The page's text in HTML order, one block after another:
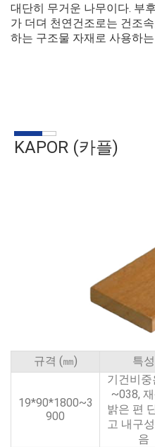
대단히 무거운 나무이다. 부
가 더뎌 천연건조로는 건조
하는 구조물 자재로 사용하
KAPOR (카플)
규격 (㎜) 특성
19*90*1800~3
900
기건비중
~038,
밝은 편
고 내구
음